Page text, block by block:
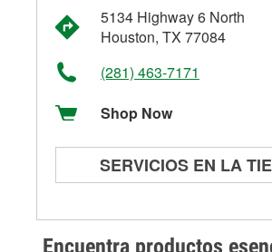
Encuentra productos
5134 Highway 6 North
Houston, TX 77084
(281) 463-7171
Shop Now
SERVICIOS EN LA
Prueba de alternadores y